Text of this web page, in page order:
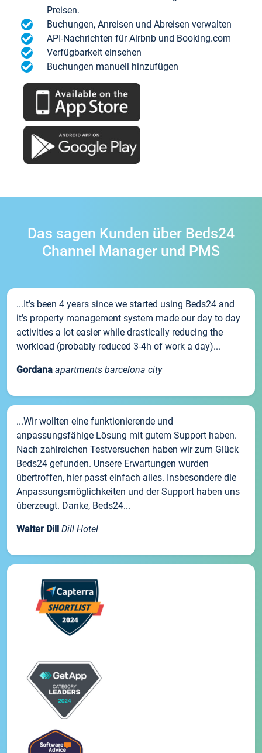
Preisen.
Buchungen, Anreisen und Abreisen verwalten
API-Nachrichten für Airbnb und Booking.com
Verfügbarkeit einsehen
Buchungen manuell hinzufügen
Das sagen Kunden über Beds24
Channel Manager und PMS
...It’s been 4 years since we started using Beds24 and
it’s property management system made our day to day
activities a lot easier while drastically reducing the
workload (probably reduced 3-4h of work a day)...
Gordana apartments barcelona city
...Wir wollten eine funktionierende und
anpassungsfähige Lösung mit gutem Support haben.
Nach zahlreichen Testversuchen haben wir zum Glück
Beds24 gefunden. Unsere Erwartungen wurden
übertroffen, hier passt einfach alles. Insbesondere die
Anpassungsmöglichkeiten und der Support haben uns
überzeugt. Danke, Beds24...
Walter Dill Dill Hotel